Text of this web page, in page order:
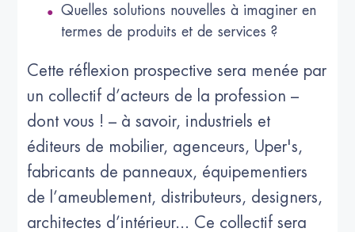
Quelles solutions nouvelles à imaginer en
termes de produits et de services ?
Cette réflexion prospective sera menée par
un collectif d’acteurs de la profession –
dont vous ! – à savoir, industriels et
éditeurs de mobilier, agenceurs, Uper's,
fabricants de panneaux, équipementiers
de l’ameublement, distributeurs, designers,
architectes d’intérieur... Ce collectif sera